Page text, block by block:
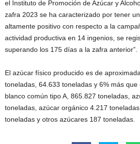
el Instituto de Promoción de Azúcar y
zafra 2023 se ha caracterizado por tener
altamente positivo con respecto a la
actividad productiva en 14 ingenios, se
superando los 175 días a la zafra anterior”.
El azúcar físico producido es de
toneladas, 64.633 toneladas y 6% más
blanco común tipo A, 865.827 toneladas,
toneladas, azúcar orgánico 4.217
toneladas y otros azúcares 187 toneladas.